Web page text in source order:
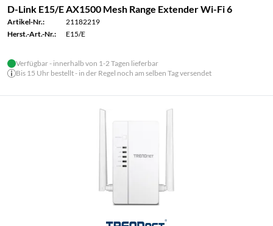
D-Link E15/E AX1500 Mesh Range Extender Wi-Fi 6
Artikel-Nr.:
21182219
Herst.-Art.-Nr.:
E15/E
Verfügbar - innerhalb von 1-2 Tagen lieferbar
Bis 15 Uhr bestellt - in der Regel noch am selben Tag versendet